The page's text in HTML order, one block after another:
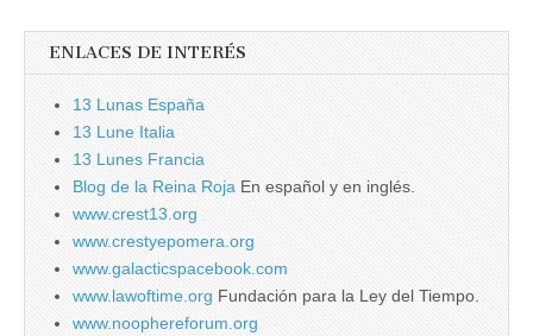
ENLACES DE INTERÉS
13 Lunas España
13 Lune Italia
13 Lunes Francia
Blog de la Reina Roja En español y en inglés.
www.crest13.org
www.crestyepomera.org
www.galacticspacebook.com
www.lawoftime.org Fundación para la Ley del Tiempo.
www.noophereforum.org